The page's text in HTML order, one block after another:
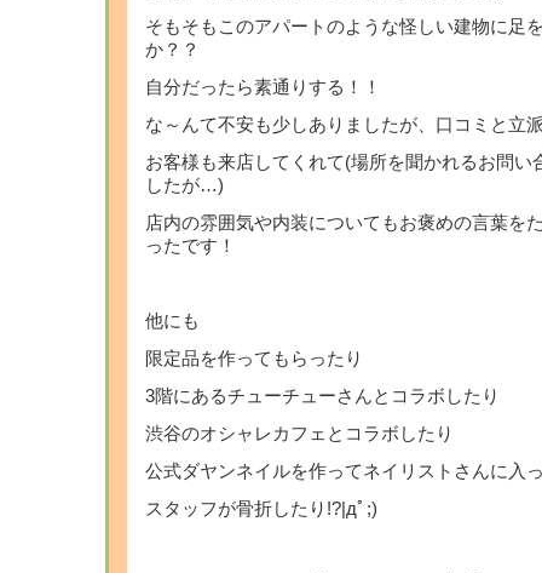
そもそもこのアパートのような怪しい建物に足
か？？
自分だったら素通りする！！
な～んて不安も少しありましたが、口コミと立
お客様も来店してくれて(場所を聞かれるお問い
したが…)
店内の雰囲気や内装についてもお褒めの言葉を
ったです！
他にも
限定品を作ってもらったり
3階にあるチューチューさんとコラボしたり
渋谷のオシャレカフェとコラボしたり
公式ダヤンネイルを作ってネイリストさんに入
スタッフが骨折したり!?|дﾟ;)